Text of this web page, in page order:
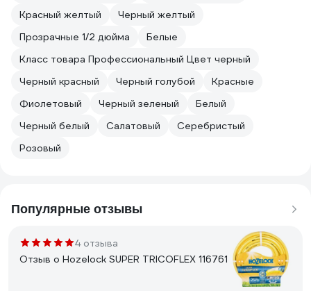
Красный желтый
Черный желтый
Прозрачные 1/2 дюйма
Белые
Класс товара Профессиональный Цвет черный
Черный красный
Черный голубой
Красные
Фиолетовый
Черный зеленый
Белый
Черный белый
Салатовый
Серебристый
Розовый
Популярные отзывы
4 отзыва
Отзыв о Hozelock SUPER TRICOFLEX 116761